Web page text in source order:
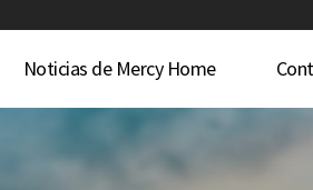
Noticias de Mercy Home